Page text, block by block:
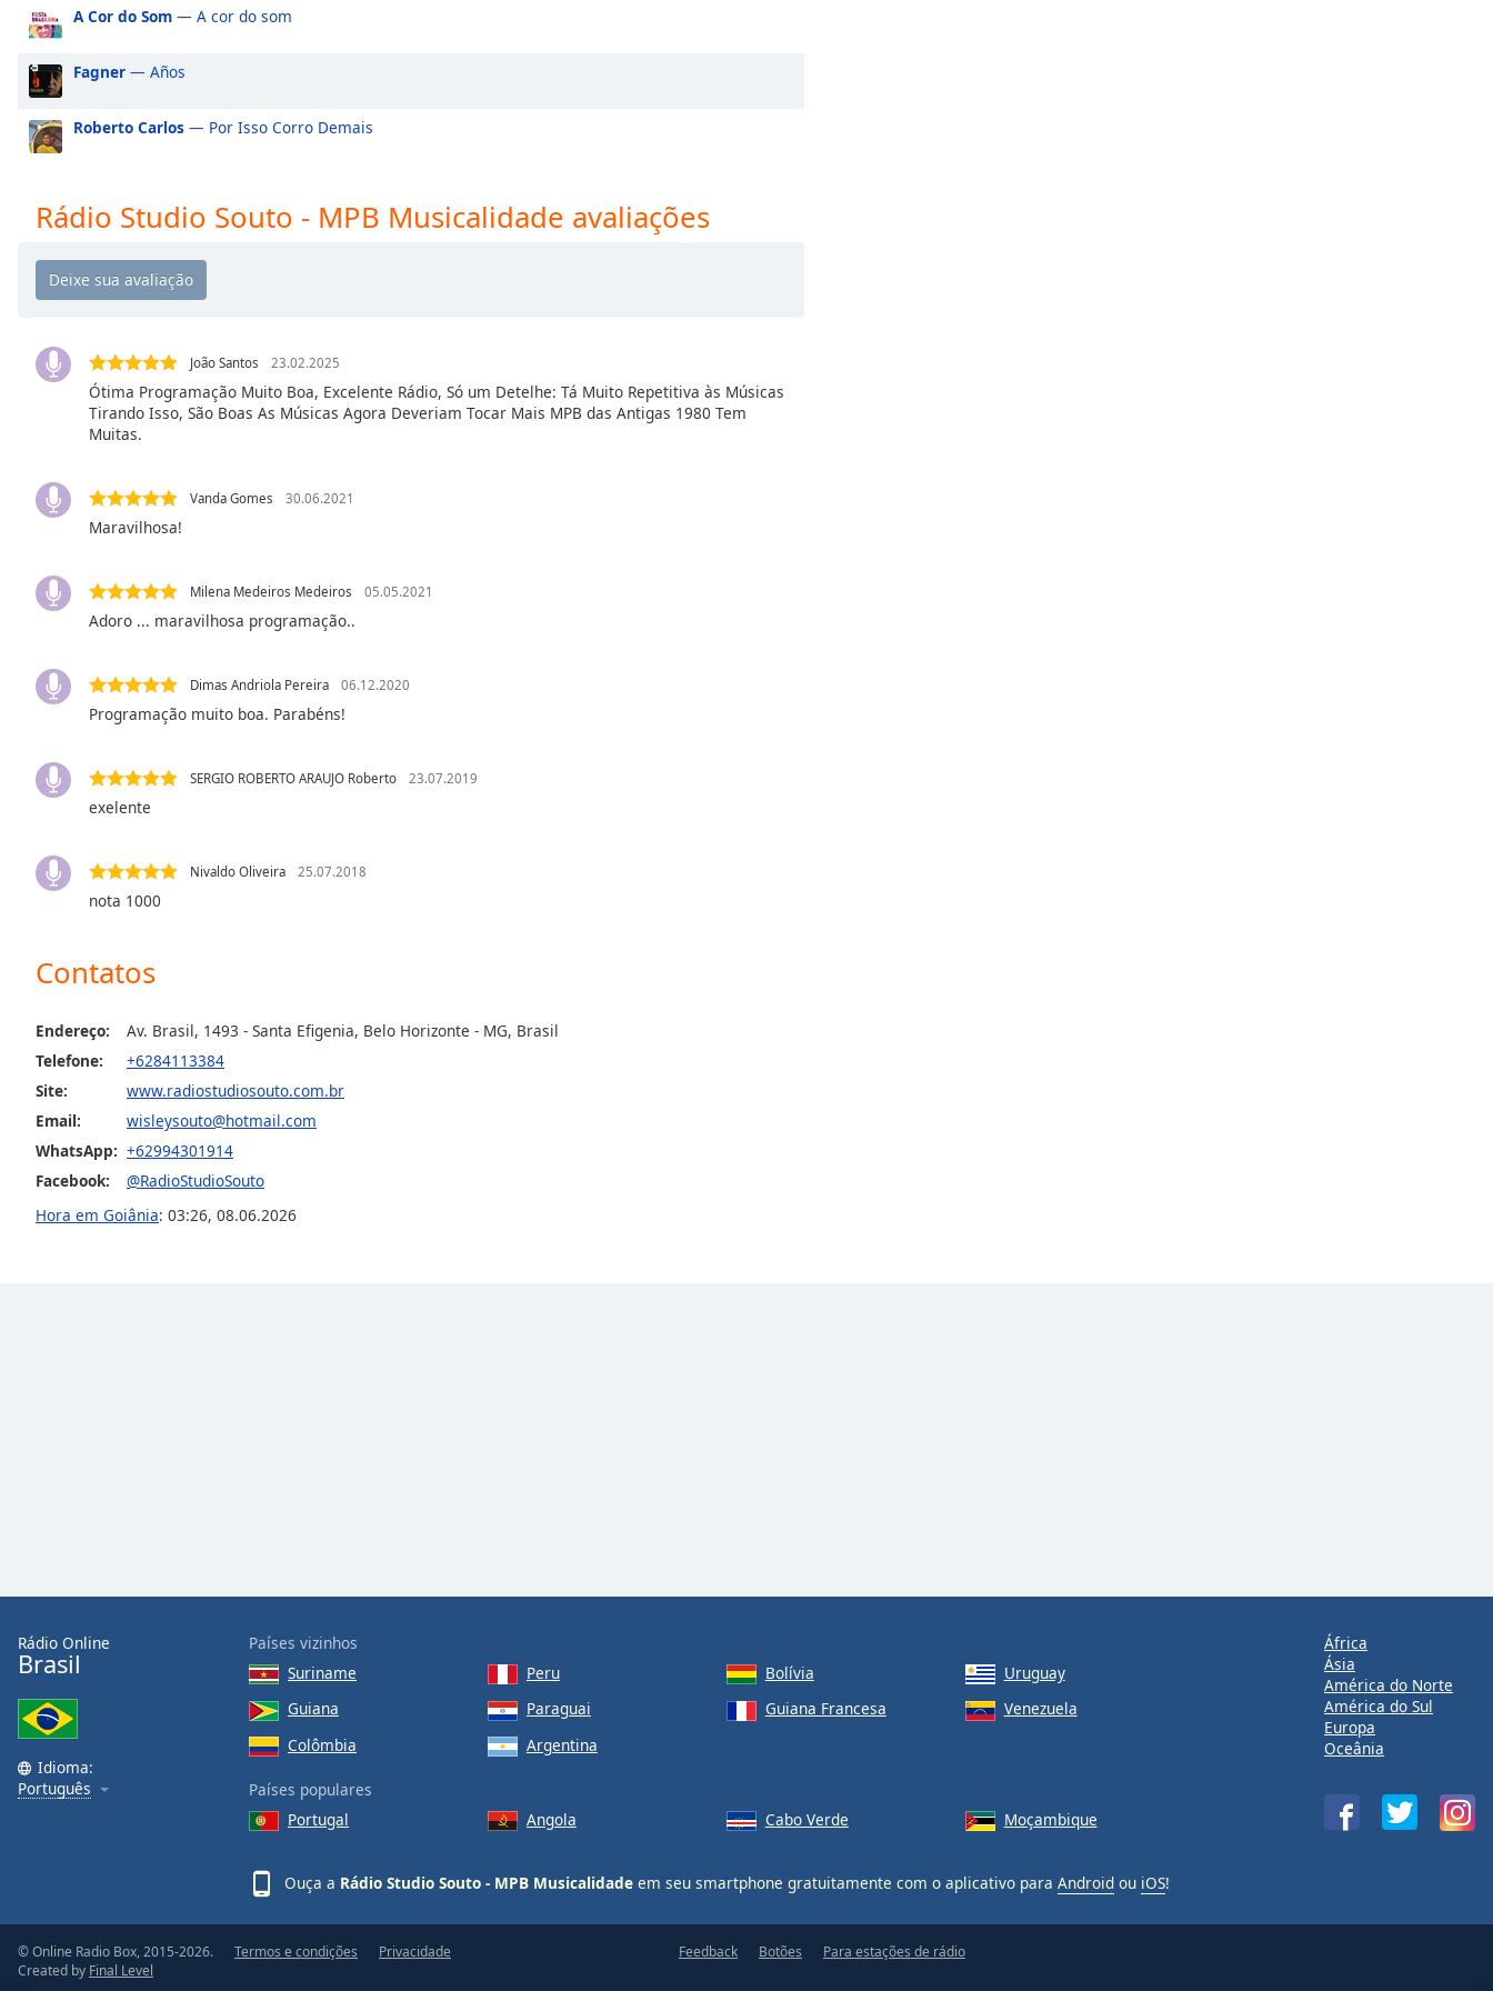
Text
Color
Background
Color
Opacity
Background
Color
Style
Family
Close
dialog
A Cor do Som — A cor do som
Fagner — Años
Roberto Carlos — Por Isso Corro Demais
Rádio Studio Souto - MPB Musicalidade avaliações
João Santos 23.02.2025
Ótima Programação Muito Boa, Excelente Rádio, Só um Detelhe: Tá Muito Repetitiva às Músicas
Tirando Isso, São Boas As Músicas Agora Deveriam Tocar Mais MPB das Antigas 1980 Tem
Muitas.
Vanda Gomes 30.06.2021
Maravilhosa!
Milena Medeiros Medeiros 05.05.2021
Adoro ... maravilhosa programação..
Dimas Andriola Pereira 06.12.2020
Programação muito boa. Parabéns!
SERGIO ROBERTO ARAUJO Roberto 23.07.2019
exelente
Nivaldo Oliveira 25.07.2018
nota 1000
Contatos
Endereço:
Av. Brasil, 1493 - Santa Efigenia, Belo Horizonte - MG, Brasil
Telefone:
+6284113384
Site:
www.radiostudiosouto.com.br
Email:
wisleysouto@hotmail.com
WhatsApp: +62994301914
Facebook:
@RadioStudioSouto
Hora em Goiânia: 03:26, 08.06.2026
Rádio Online
Brasil
Idioma:
Português
Países vizinhos
Suriname
Peru Bolívia
Uruguay
Guiana
Paraguai Guiana Francesa
Venezuela
Colômbia
Argentina
Países populares
Portugal
Angola Cabo Verde Moçambique
Ouça a Rádio Studio Souto - MPB Musicalidade em seu smartphone gratuitamente com o aplicativo para Android ou iOS!
África
Ásia
América do Norte
América do Sul
Europa
Oceânia
© Online Radio Box, 2015-2026.
Created by Final Level
Termos e condições Privacidade Feedback Botões Para estações de rádio